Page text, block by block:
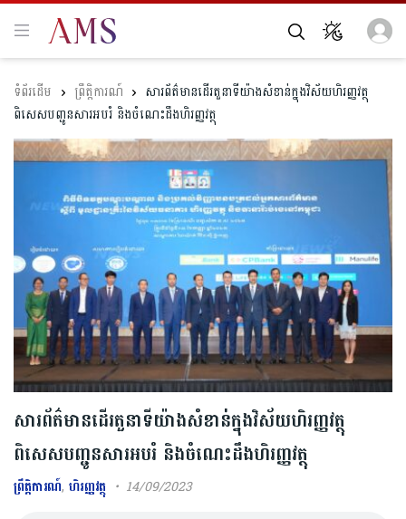
ព្រឹត្តិការណ៍
សារព័ត៌មានដើរតួនាទីយ៉ាងសំខាន់ក្នុងវិស័យហិរញ្ញវត្ថុ
ពិសេសបញ្ជូនសារអបរំ និងចំណេះដឹងហិរញ្ញវត្ថុ
សារព័ត៌មានដើរតួនាទីយ៉ាងសំខាន់ក្នុងវិស័យហិរញ្ញវត្ថុ
ពិសេសបញ្ជូនសារអបរំ និងចំណេះដឹងហិរញ្ញវត្ថុ
ព្រឹត្តិការណ៍,ហិរញ្ញវត្ថុ 14/09/2023